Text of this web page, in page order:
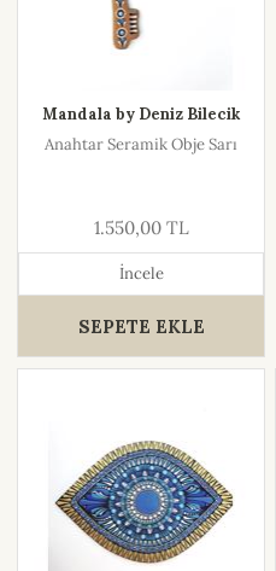
Mandala by Deniz Bilecik
Anahtar Seramik Obje Sarı
1.550,00 TL
İncele
SEPETE EKLE